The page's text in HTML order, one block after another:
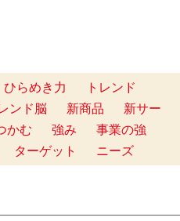
ひらめき力
トレンド
ンド脳 新商品
新サー
かむ 強み
事業の強
ターゲット ニーズ